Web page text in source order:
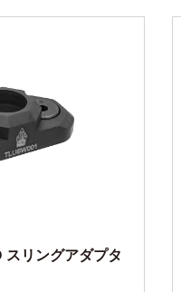
リングアダプタ